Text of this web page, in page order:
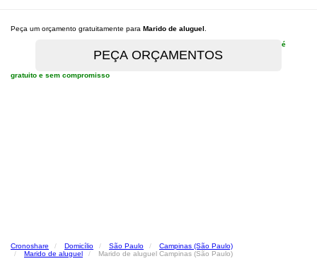
Peça um orçamento gratuitamente para Marido de aluguel
é
gratuito e sem compromisso
Cronoshare Domicílio São Paulo
Campinas (São Paulo)
Marido de aluguel
Marido de aluguel Campinas (São Paulo)